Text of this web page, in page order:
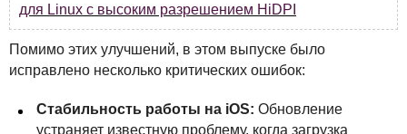
для Linux с высоким разрешением HiDPI
Помимо этих улучшений, в этом выпуске было
исправлено несколько критических ошибок:
Стабильность работы на iOS: Обновление
устраняет известную проблему, когда загрузка